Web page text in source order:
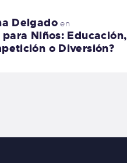
Delgadoen
Niños: Educación,
o Diversión?